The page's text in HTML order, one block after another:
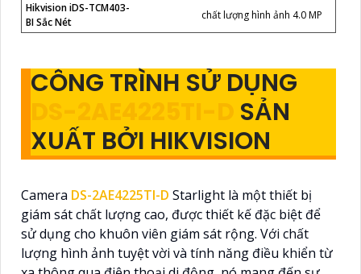
Hikvision iDS-TCM403-
BI Sắc Nét
chất lượng hình ảnh 4.0 MP
CÔNG TRÌNH SỬ DỤNG
SẢN
XUẤT BỞI HIKVISION
Camera DS-2AE4225TI-D Starlight là một thiết bị
giám sát chất lượng cao, được thiết kế đặc biệt để
sử dụng cho khuôn viên giám sát rộng. Với chất
lượng hình ảnh tuyệt vời và tính năng điều khiển từ